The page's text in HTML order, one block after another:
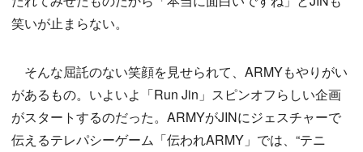
笑いが止まらない。
そんな屈託のない笑顔を見せられて、ARMYもやりがい
があるもの。いよいよ「Run Jin」スピンオフらしい企画
がスタートするのだった。ARMYがJINにジェスチャーで
伝えるテレパシーゲーム「伝われARMY」では、“テニ